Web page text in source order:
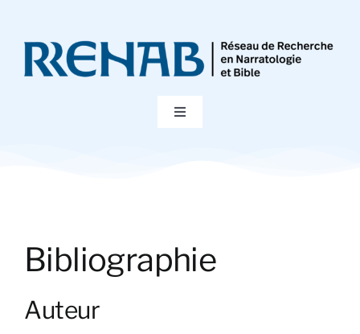
contenu
Toggle
Publications
Bibliographie
Bibliographie
Auteur